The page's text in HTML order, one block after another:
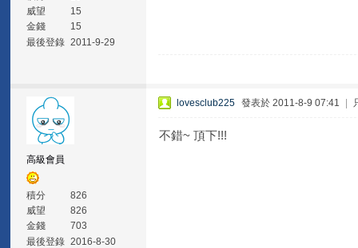
威望
15
金錢
15
最後登錄 2011-9-29
高級會員
積分
826
威望
826
金錢
703
最後登錄 2016-8-30
lovesclub225 發表於 2011-8-9 07:41
不錯~ 頂下!!!